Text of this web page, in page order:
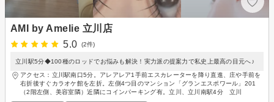
AMI by Amelie 立川店
5.0
(2件)
立川駅5分◆100種のロッドでお悩みも解決！実力派の提案力で私史上最高の目元へ♪
アクセス：立川駅南口5分。アレアレア1手前エスカレーターを降り直進、庄や手前を
右折後すぐカラオケ館を左折。左側4つ目のマンション「グランエスポワール」201
（2階左側、美容室隣）近隣にコインパーキング有。立川、立川南駅4分 立川